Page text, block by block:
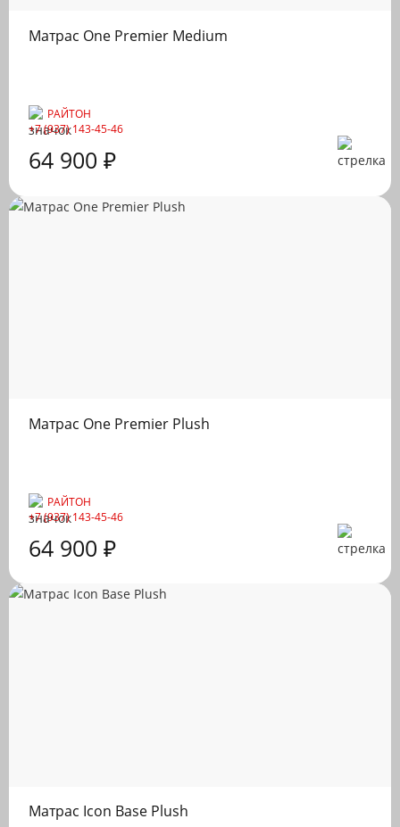
Матрас One Premier Medium
РАЙТОН
+7 (937) 143-45-46
64 900 ₽
Матрас One Premier Plush
РАЙТОН
+7 (937) 143-45-46
64 900 ₽
Матрас Icon Base Plush